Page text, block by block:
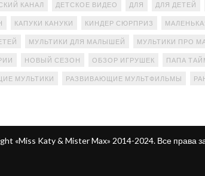
КАНАЛ ДЕТСКОЕ ВИДЕО ДЛЯ ДЛЯ ДЕТЕЙ
КАПУКИ КАНУКИ КИНДЕР СЮРПРИЗ
МУЛЬТИКИ ДЛЯ МАЛЫШЕЙ МУЛЬТИКИ ПРО
НОВЫЙ СЕЗОН ОБЗОР ИГРУШЕК ПАПА
МУЛЬТИКИ РАЗВИВАЮЩИЕ МУЛЬТФИЛЬМЫ
«Miss Katy & Mister Max» 2014-2024. Все